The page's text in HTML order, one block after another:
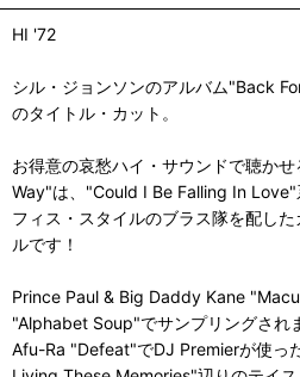
HI '72
シル・ジョンソンのアルバム"Back
のタイトル・カット。
お得意の哀愁ハイ・サウンドで聴か
Way"は、"Could I Be Falling In
フィス・スタイルのブラス隊を配し
ルです！
Prince Paul & Big Daddy Kane
"Alphabet Soup"でサンプリングされ
Afu-Ra "Defeat"でDJ Premierが使っ